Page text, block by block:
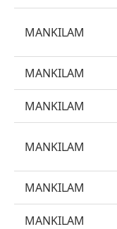
MANKILAM
MANKILAM
MANKILAM
MANKILAM
MANKILAM
MANKILAM